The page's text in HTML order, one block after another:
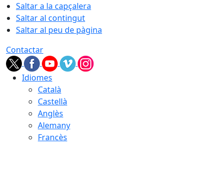
Saltar a la capçalera
Saltar al contingut
Saltar al peu de pàgina
Contactar
Idiomes
Català
Castellà
Anglès
Alemany
Francès